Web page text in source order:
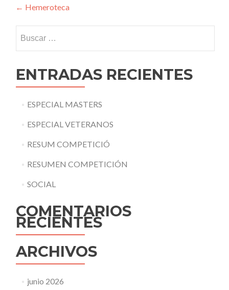
Navegación
de
entradas
← Hemeroteca
ENTRADAS RECIENTES
ESPECIAL MASTERS
ESPECIAL VETERANOS
RESUM COMPETICIÓ
RESUMEN COMPETICIÓN
SOCIAL
COMENTARIOS
RECIENTES
ARCHIVOS
junio 2026